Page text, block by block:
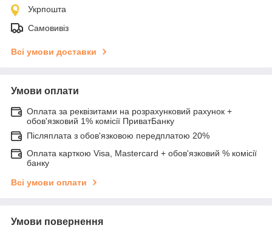
Укрпошта
Самовивіз
Всі умови доставки
Умови оплати
Оплата за реквізитами на розрахунковий рахунок +
обов'язковий 1% комісії ПриватБанку
Післяплата з обов'язковою передплатою 20%
Оплата карткою Visa, Mastercard + обов'язковий % комісії
банку
Всі умови оплати
Умови повернення